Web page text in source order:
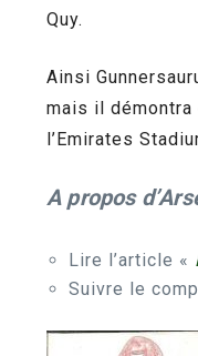
Quy.
Ainsi
mais il démontra
l’Emirates
A propos
Lire l’article «
Suivre le